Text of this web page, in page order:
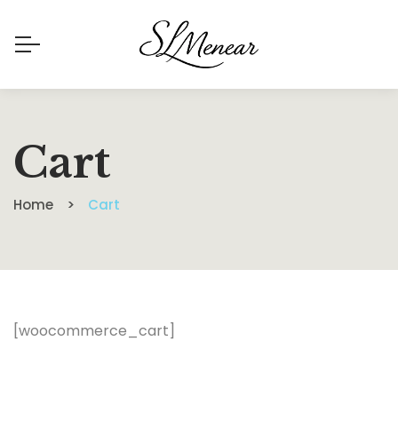
Cart
Home Cart
[woocommerce_cart]